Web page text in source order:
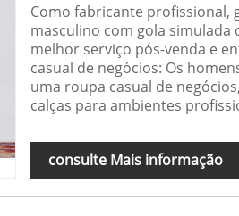
Como fabricante
masculino com gola simulada
melhor serviço pós-venda e
casual de negócios: Os
uma roupa casual de
calças para ambientes
consulte Mais informação